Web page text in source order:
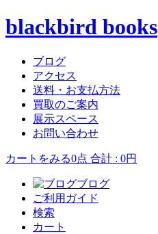
blackbird books
ブログ
アクセス
送料・お支払方法
買取のご案内
展示スペース
お問い合わせ
カートをみる0点 合計 : 0円
ブログ
ご利用ガイド
検索
カート